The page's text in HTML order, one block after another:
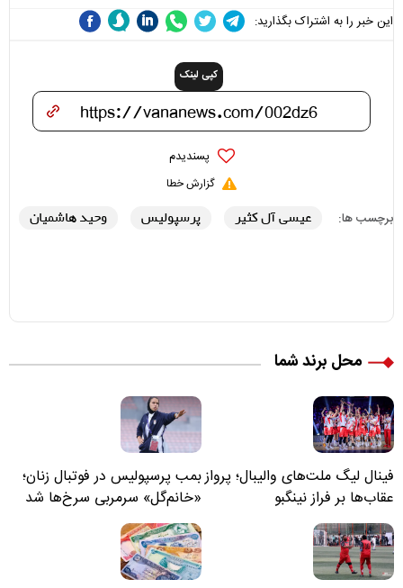
این خبر را به اشتراک بگذارید:
کپی لینک
پسندیدم
گزارش خطا
برچسب ها: عیسی آل کثیر پرسپولیس وحید هاشمیان
محل برند شما
فینال لیگ ملت‌های والیبال؛ پرواز
عقاب‌ها بر فراز نینگبو
بمب پرسپولیس در فوتبال زنان؛
«خانم‌گل» سرمربی سرخ‌ها شد